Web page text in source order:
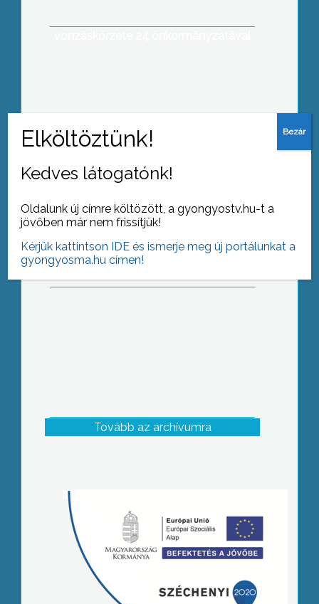
Róbert Főiskolán
100 millió forint érkezik Gyöngyösre az
Orczy kastély, ezen belül a Mátra
Múzeum rekonstrukciós munkálatainak
folytatására
Tovább az archívumra
Kedves látogatónk!
Oldalunk új címre költözött, a gyongyostv.hu-t a
jövőben már nem frissítjük!
Kérjük kattintson IDE és ismerje meg új portálunkat a
gyongyosma.hu címen!